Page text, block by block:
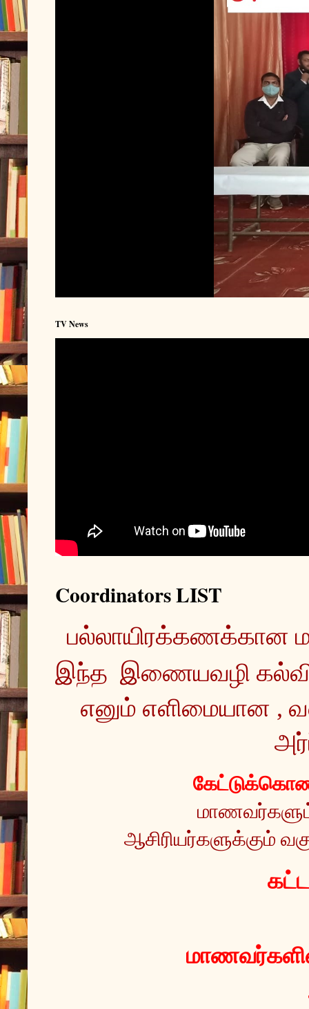
TV News
Coordinators LIST
இந்த  இணையவழி
எனும் எளிமையான ,
ஆசிரியர்களுக்கும்